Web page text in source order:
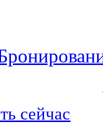
сейчас